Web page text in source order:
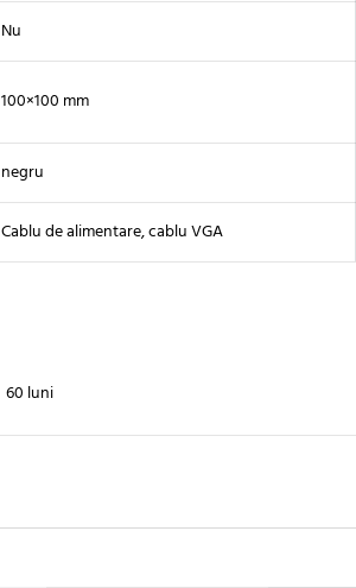
Nu
100×100 mm
negru
Cablu de alimentare, cablu VGA
60 luni